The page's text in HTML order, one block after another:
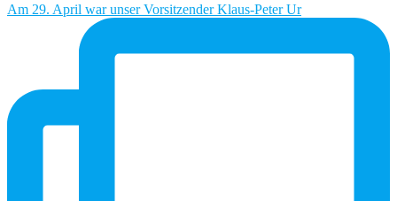
Am 29. April war unser Vorsitzender Klaus-Peter Ur